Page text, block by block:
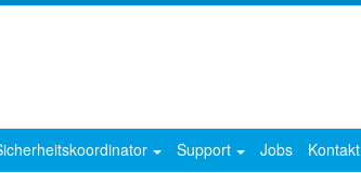
Support Jobs Kontakt